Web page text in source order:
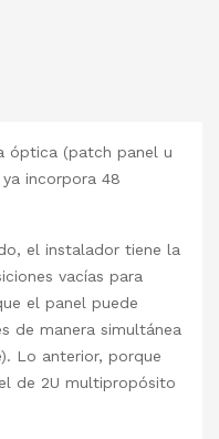
óptica (patch panel u
incorpora 48
el instalador tiene la
vacías para
el panel puede
de manera simultánea
Lo anterior, porque
de 2U multipropósito